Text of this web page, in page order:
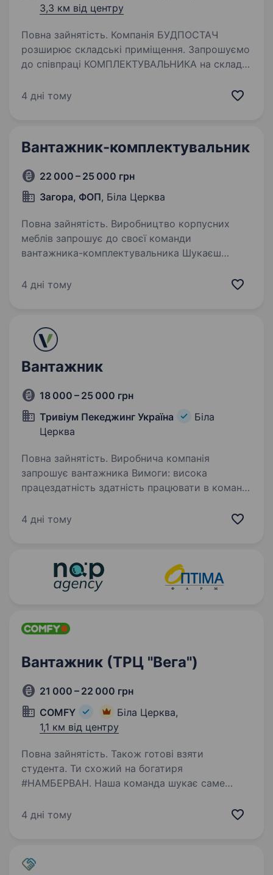
3,3 км від центру
Повна зайнятість. Компанія БУДПОСТАЧ
розширює складські приміщення. Запрошуємо
до співпраці КОМПЛЕКТУВАЛЬНИКА на склад!
відповідальність, старанність, пунктуальність.
4 дні тому
Вантажник-комплектувальник
22 000 – 25 000 грн
Загора, ФОП, Біла Церква
Повна зайнятість. Виробництво корпусних
меблів запрошує до своєї команди
вантажника-комплектувальника Шукаєш
атмосферою і можливістю навчитися нового?
4 дні тому
Вантажник
18 000 – 25 000 грн
Тривіум Пекеджинг Україна
Біла
Церква
Повна зайнятість. Виробнича компанія
запрошує вантажника Вимоги: висока
працездатність здатність працювати в команді
шкідливих звичок дотримання
4 дні тому
Вантажник (ТРЦ "Вега")
21 000 – 22 000 грн
COMFY
Біла Церква,
1,1 км від центру
Повна зайнятість. Також готові взяти
студента. Ти схожий на богатиря
#НАМБЕРВАН. Наша команда шукає саме
розвантажувально-навантажувальні роботи
4 дні тому